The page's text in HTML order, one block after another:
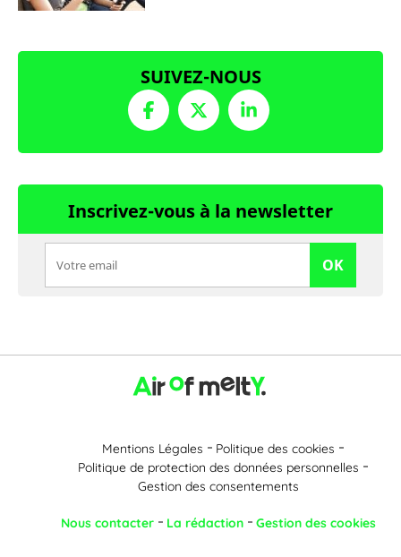
SUIVEZ-NOUS
Inscrivez-vous à la newsletter
OK
Mentions Légales
Politique des cookies
Politique de protection des données personnelles
Gestion des consentements
Nous contacter La rédaction Gestion des cookies